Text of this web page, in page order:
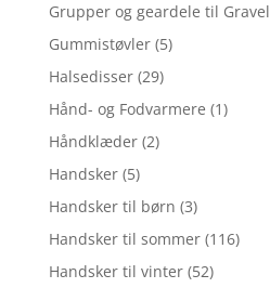
Grupper og geardele til Gravel
Gummistøvler (5)
Halsedisser (29)
Hånd- og Fodvarmere (1)
Håndklæder (2)
Handsker (5)
Handsker til børn (3)
Handsker til sommer (116)
Handsker til vinter (52)